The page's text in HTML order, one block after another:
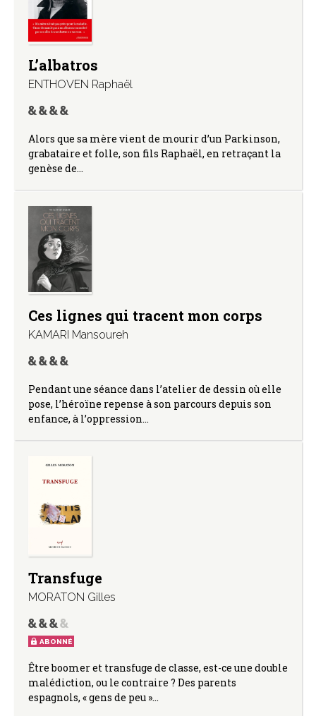
L’albatros
ENTHOVEN Raphaël
Alors que sa mère vient de mourir d’un Parkinson,
grabataire et folle, son fils Raphaël, en retraçant la
genèse de…
Ces lignes qui tracent mon corps
KAMARI Mansoureh
Pendant une séance dans l’atelier de dessin où elle
pose, l’héroïne repense à son parcours depuis son
enfance, à l’oppression…
Transfuge
MORATON Gilles
ABONNÉ
Être boomer et transfuge de classe, est-ce une double
malédiction, ou le contraire ? Des parents
espagnols, « gens de peu »…